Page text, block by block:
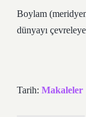
Boylam
dünyayı
Tarih: Makaleler